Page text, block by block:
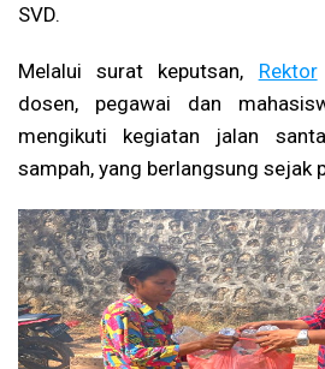
SVD.
Melalui surat keputsan, Rektor
dosen, pegawai dan
mengikuti kegiatan jalan
sampah, yang berlangsung sejak